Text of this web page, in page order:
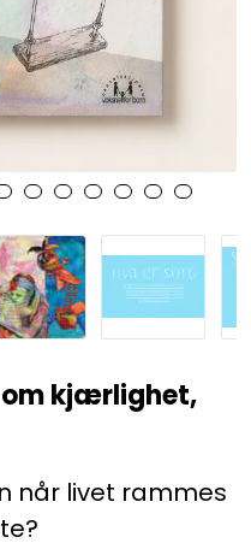
kjærlighet,
når livet rammes